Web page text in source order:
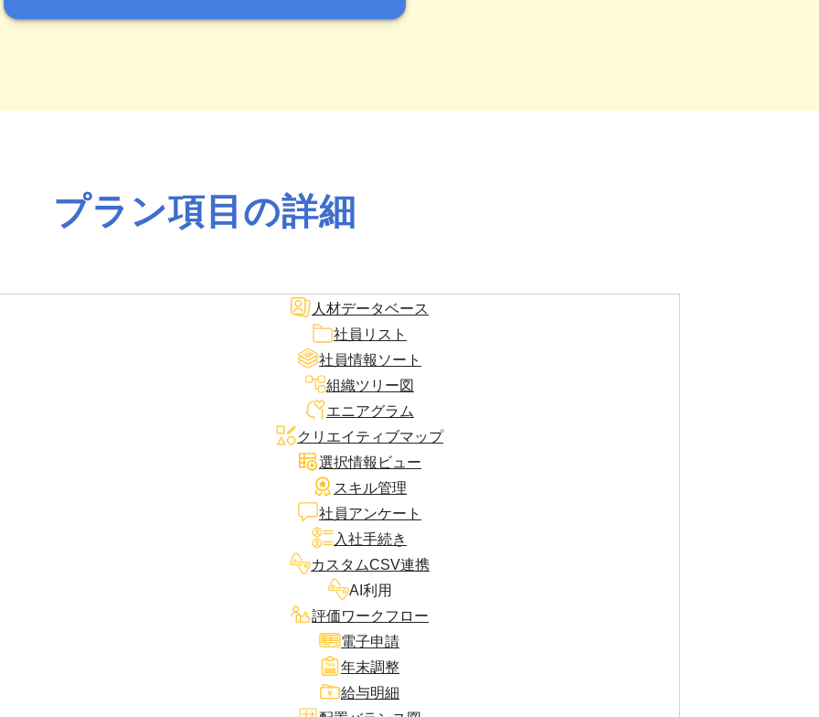
プラン項目の詳細
人材データベース
社員リスト
社員情報ソート
組織ツリー図
エニアグラム
クリエイティブマップ
選択情報ビュー
スキル管理
社員アンケート
入社手続き
カスタムCSV連携
AI利用
評価ワークフロー
電子申請
年末調整
給与明細